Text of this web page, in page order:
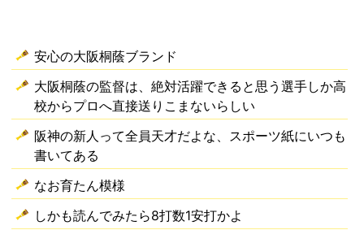
安心の大阪桐蔭ブランド
大阪桐蔭の監督は、絶対活躍できると思う選手しか高
校からプロへ直接送りこまないらしい
阪神の新人って全員天才だよな、スポーツ紙にいつも
書いてある
なお育たん模様
しかも読んでみたら8打数1安打かよ